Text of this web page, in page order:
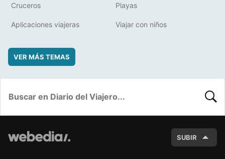
Cruceros Playas
Aplicaciones viajeras Viajar con niños
VER MÁS TEMAS
SUBIR